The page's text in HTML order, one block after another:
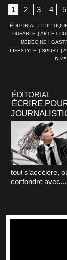
1
2 3 4 5
ÉDITORIAL |
DURABLE | ART ET
MÉDECINE |
LIFESTYLE | SPORT |
ÉDITORIAL
ÉCRIRE
tout s’accélère,
confondre avec...